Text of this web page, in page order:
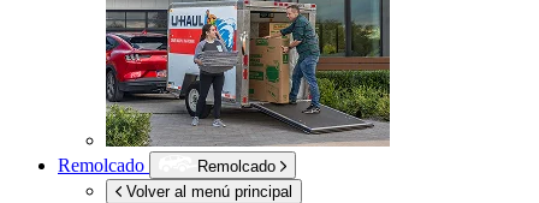
Remolcado
Remolcado
Volver al menú principal